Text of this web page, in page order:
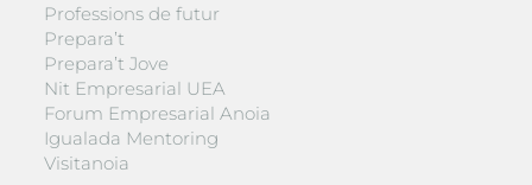
Professions de futur
Prepara’t
Prepara’t Jove
Nit Empresarial UEA
Forum Empresarial Anoia
Igualada Mentoring
Visitanoia